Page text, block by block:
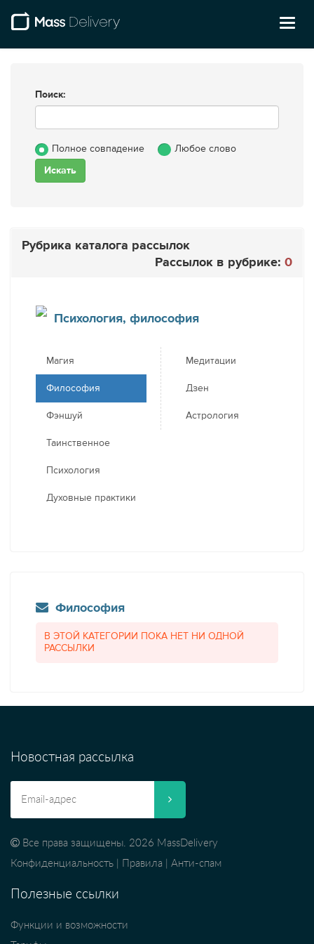
Поиск:
Полное совпадение Любое слово
Рубрика каталога рассылок
Рассылок в рубрике: 0
Психология, философия
Магия
Философия
Фэншуй
Таинственное
Психология
Духовные практики
Медитации
Дзен
Астрология
Философия
В ЭТОЙ КАТЕГОРИИ ПОКА НЕТ НИ ОДНОЙ
РАССЫЛКИ
Новостная рассылка
Все права защищены. 2026 MassDelivery
Конфиденциальность
Правила Анти-спам
Полезные ссылки
Функции и возможности